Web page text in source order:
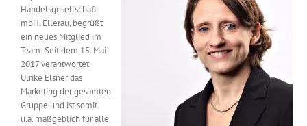
Messen & Events
Unternehmen
Interviews
Handelsgesellschaft
mbH, Ellerau, begrüßt
ein neues Mitglied im
Team: Seit dem 15. Mai
2017 verantwortet
Ulrike Elsner das
Marketing der gesamten
Gruppe und ist somit
u.a. maßgeblich für alle